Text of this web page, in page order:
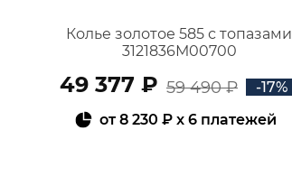
Колье золотое 585 с топазами
3121836М00700
49 377 ₽ 59 490 ₽
-17%
от8 230 ₽x 6 платежей